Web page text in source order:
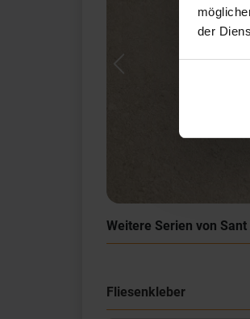
der
Previous
Weitere Serien von
Fliesenkleber